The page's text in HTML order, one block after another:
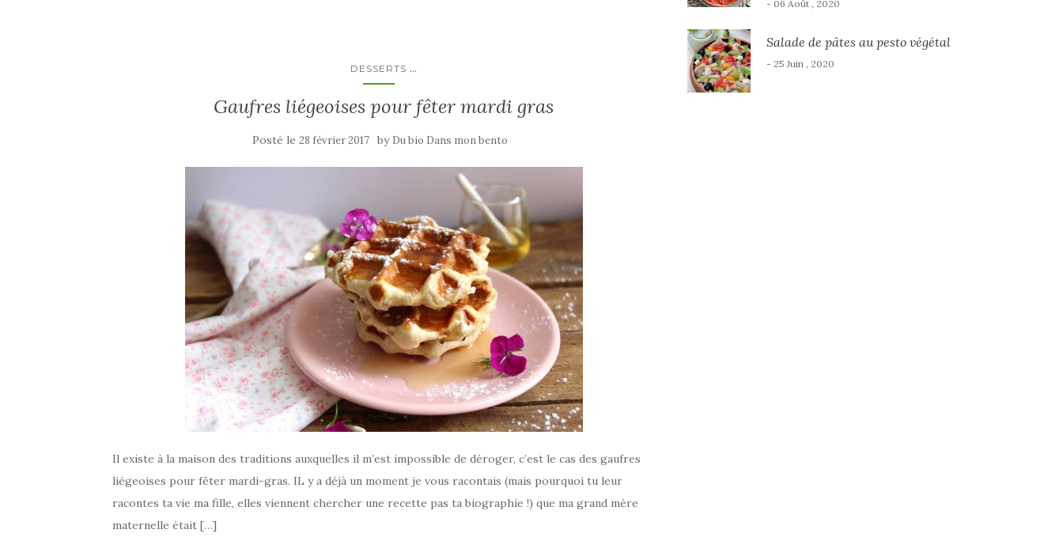
DESSERTS ...
Gaufres liégeoises pour fêter mardi gras
Posté le 28 février 2017 by Du bio Dans mon bento
Il existe à la maison des traditions auxquelles il m’est impossible de déroger, c’est le cas des gaufres
liégeoises pour fêter mardi-gras. IL y a déjà un moment je vous racontais (mais pourquoi tu leur
racontes ta vie ma fille, elles viennent chercher une recette pas ta biographie !) que ma grand mère
maternelle était […]
- 06 Août , 2020
Salade de pâtes au pesto végétal
- 25 Juin , 2020